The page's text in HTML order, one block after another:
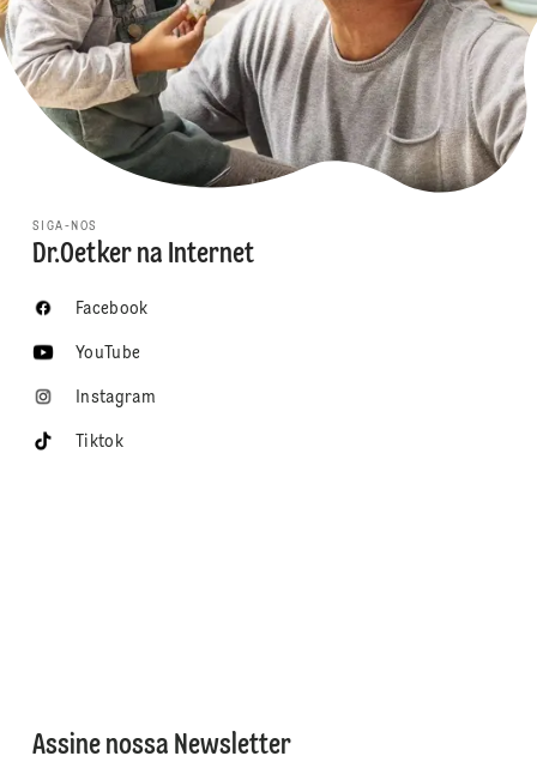
SIGA-NOS
Dr.Oetker na Internet
Facebook
YouTube
Instagram
Tiktok
Assine nossa Newsletter